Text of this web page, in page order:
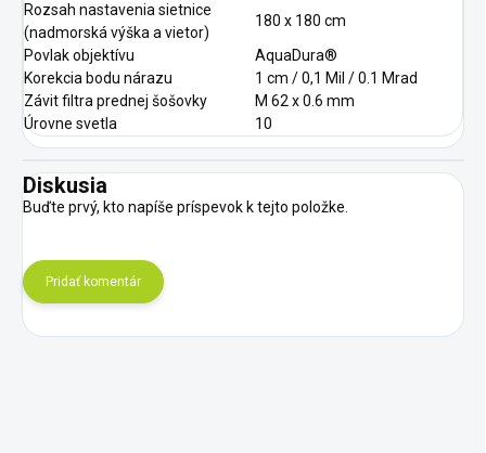
Rozsah nastavenia sietnice
(nadmorská výška a vietor)
180 x 180 cm
Povlak objektívu
AquaDura®
Korekcia bodu nárazu
1 cm / 0,1 Mil / 0.1 Mrad
Závit filtra prednej šošovky
M 62 x 0.6 mm
Úrovne svetla
10
Diskusia
Buďte prvý, kto napíše príspevok k tejto položke.
Pridať komentár